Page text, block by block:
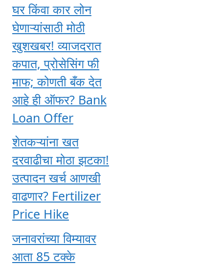
घर किंवा कार लोन
घेणाऱ्यांसाठी मोठी
खुशखबर! व्याजदरात
कपात, प्रोसेसिंग फी
माफ; कोणती बँक देत
आहे ही ऑफर? Bank
Loan Offer
शेतकऱ्यांना खत
दरवाढीचा मोठा झटका!
उत्पादन खर्च आणखी
वाढणार? Fertilizer
Price Hike
जनावरांच्या विम्यावर
आता 85 टक्के